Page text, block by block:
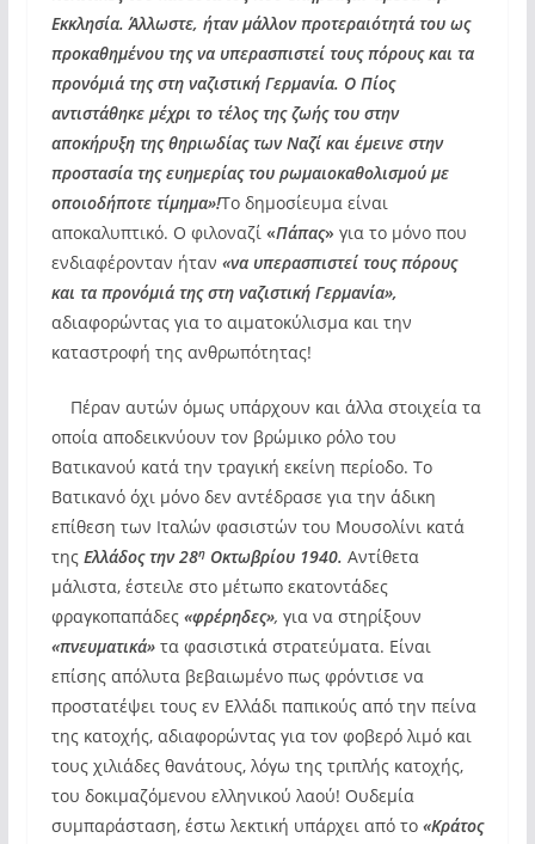
Εκκλησία. Άλλωστε, ήταν μάλλον προτεραιότητά του ως
προκαθημένου της να υπερασπιστεί τους πόρους και τα
προνόμιά της στη ναζιστική Γερμανία. Ο Πίος
αντιστάθηκε μέχρι το τέλος της ζωής του στην
αποκήρυξη της θηριωδίας των Ναζί και έμεινε στην
προστασία της ευημερίας του ρωμαιοκαθολισμού με
οποιοδήποτε τίμημα»!Το δημοσίευμα είναι
αποκαλυπτικό. Ο φιλοναζί «Πάπας» για το μόνο που
ενδιαφέρονταν ήταν «να υπερασπιστεί τους πόρους
και τα προνόμιά της στη ναζιστική Γερμανία»,
αδιαφορώντας για το αιματοκύλισμα και την
καταστροφή της ανθρωπότητας!
Πέραν αυτών όμως υπάρχουν και άλλα στοιχεία τα
οποία αποδεικνύουν τον βρώμικο ρόλο του
Βατικανού κατά την τραγική εκείνη περίοδο. Το
Βατικανό όχι μόνο δεν αντέδρασε για την άδικη
επίθεση των Ιταλών φασιστών του Μουσολίνι κατά
της Ελλάδος την 28ηΟκτωβρίου 1940. Αντίθετα
μάλιστα, έστειλε στο μέτωπο εκατοντάδες
φραγκοπαπάδες «φρέρηδες», για να στηρίξουν
«πνευματικά»τα φασιστικά στρατεύματα. Είναι
επίσης απόλυτα βεβαιωμένο πως φρόντισε να
προστατέψει τους εν Ελλάδι παπικούς από την πείνα
της κατοχής, αδιαφορώντας για τον φοβερό λιμό και
τους χιλιάδες θανάτους, λόγω της τριπλής κατοχής,
του δοκιμαζόμενου ελληνικού λαού! Ουδεμία
συμπαράσταση, έστω λεκτική υπάρχει από το «Κράτος